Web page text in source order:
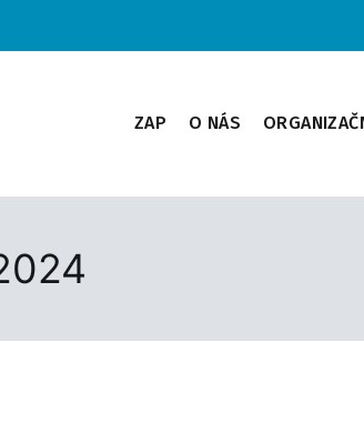
ZAP O NÁS